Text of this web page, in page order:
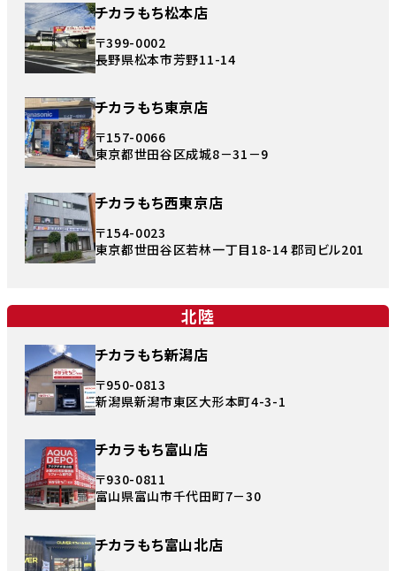
チカラもち松本店
〒399-0002
長野県松本市芳野11-14
チカラもち東京店
〒157-0066
東京都世田谷区成城8－31－9
チカラもち西東京店
〒154-0023
東京都世田谷区若林一丁目18-14 郡司ビル201
北陸
チカラもち新潟店
〒950-0813
新潟県新潟市東区大形本町4-3-1
チカラもち富山店
〒930-0811
富山県富山市千代田町7－30
チカラもち富山北店